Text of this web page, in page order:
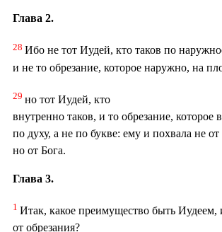
Глава 2.
28 Ибо не тот Иудей, кто таков по
и не то обрезание, которое наружно, на
29 но тот Иудей, кто
внутренно таков, и то обрезание, которое
по духу, а не по букве: ему и похвала не
но от Бога.
Глава 3.
1 Итак, какое преимущество быть Иудеем,
от обрезания?